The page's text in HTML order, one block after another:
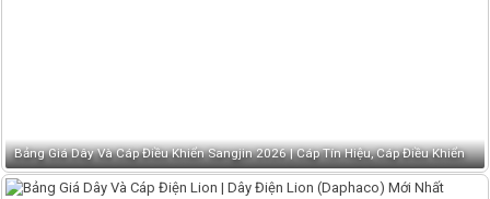
Bảng Giá Dây Và Cáp Điều Khiển Sangjin 2026 | Cáp Tín Hiệu, Cáp Điều Khiển